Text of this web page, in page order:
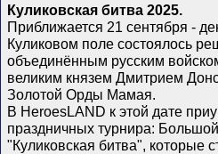
Куликовская битва 2025.
Приближается 21 сентября -
Куликовом поле состоялось
объединённым русским
великим князем Дмитрием
Золотой Орды Мамая.
В HeroesLAND к этой дате
праздничных турнира:
"Куликовская битва", которые